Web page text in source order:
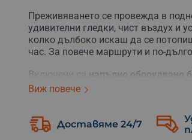
Преживяването се провежда в
удивителни гледки, чист въздух и
колко дълбоко искаш да се
час. За повече маршрути и по-
Включени са напълно оборудвано
машина, който ще ви води през
другият – навигатор с
Това не е просто разходка, а
Виж повече
Доставяме 24/7